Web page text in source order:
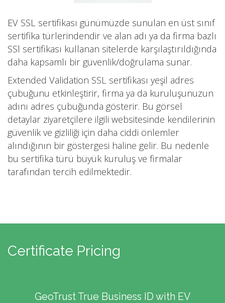
EV SSL sertifikası günümüzde sunulan en üst sınıf
sertifika türlerindendir ve alan adı ya da firma bazlı
SSl sertifikası kullanan sitelerde karşılaştırıldığında
daha kapsamlı bir güvenlik/doğrulama sunar.
Extended Validation SSL sertifikası yeşil adres
çubuğunu etkinleştirir, firma ya da kuruluşunuzun
adını adres çubuğunda gösterir. Bu görsel
detaylar ziyaretçilere ilgili websitesinde kendilerinin
güvenlik ve gizliliği için daha ciddi önlemler
alındığının bir göstergesi haline gelir. Bu nedenle
bu sertifika türü büyük kuruluş ve firmalar
tarafından tercih edilmektedir.
Certificate Pricing
GeoTrust True Business ID with EV